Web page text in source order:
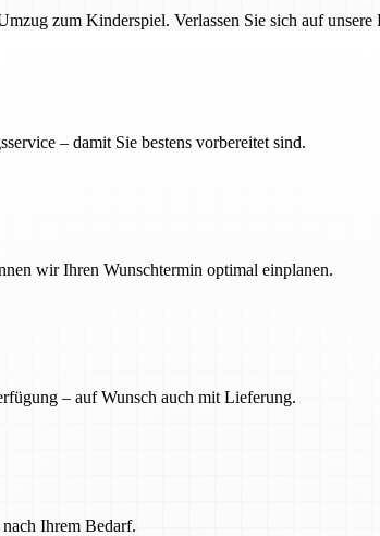
zum Kinderspiel. Verlassen Sie sich auf
– damit Sie bestens vorbereitet sind.
wir Ihren Wunschtermin optimal einplanen.
– auf Wunsch auch mit Lieferung.
Ihrem Bedarf.